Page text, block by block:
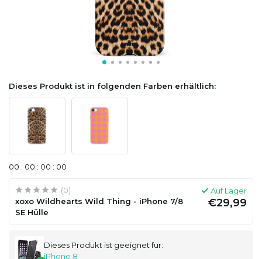
Dieses Produkt ist in folgenden Farben erhältlich:
00 : 00 : 00 : 00
(0)
xoxo Wildhearts Wild Thing - iPhone 7/8
SE Hülle
Auf Lager
€29,99
Dieses Produkt ist geeignet für:
iPhone 8